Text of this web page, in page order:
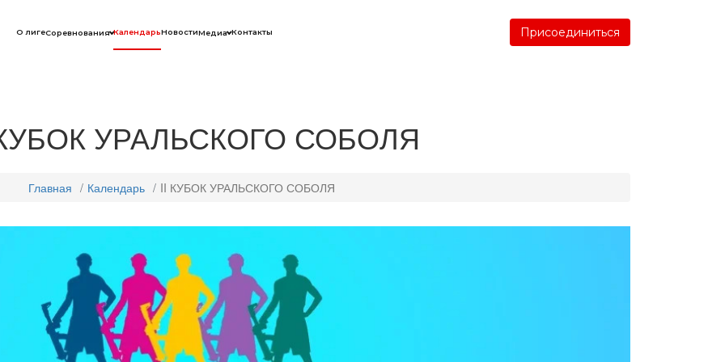
Присоединиться
О лигеСоревнования КалендарьНовостиМедиа Контакты
УРАЛЬСКОГО СОБОЛЯ
Главная Календарь II КУБОК УРАЛЬСКОГО СОБОЛЯ